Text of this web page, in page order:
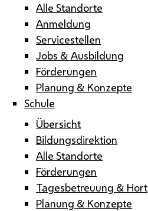
Alle Standorte
Anmeldung
Servicestellen
Jobs & Ausbildung
Förderungen
Planung & Konzepte
Schule
Übersicht
Bildungsdirektion
Alle Standorte
Förderungen
Tagesbetreuung & Hort
Planung & Konzepte